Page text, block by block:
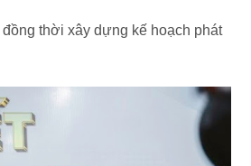
thời xây dựng kế hoạch phát